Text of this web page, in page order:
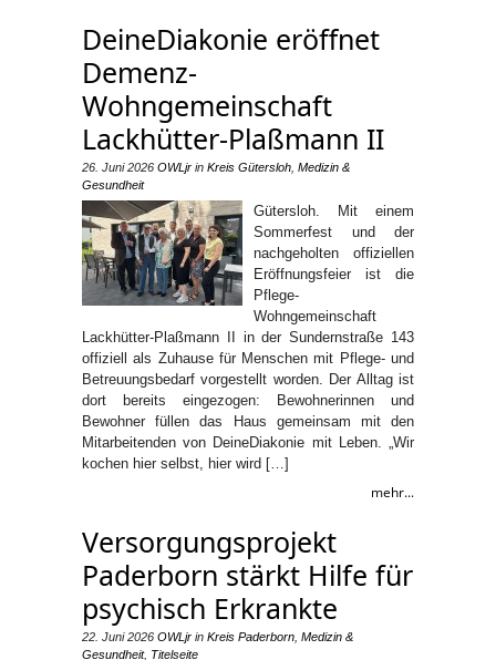
DeineDiakonie eröffnet
Demenz-
Wohngemeinschaft
Lackhütter-Plaßmann II
26. Juni 2026 OWLjr in Kreis Gütersloh Medizin &
Gesundheit
Gütersloh. Mit einem
Sommerfest und der
nachgeholten offiziellen
Eröffnungsfeier ist die
Pflege-
Wohngemeinschaft
Lackhütter-Plaßmann II in der Sundernstraße 143
offiziell als Zuhause für Menschen mit Pflege- und
Betreuungsbedarf vorgestellt worden. Der Alltag ist
dort bereits eingezogen: Bewohnerinnen und
Bewohner füllen das Haus gemeinsam mit den
Mitarbeitenden von DeineDiakonie mit Leben. „Wir
kochen hier selbst, hier wird […]
mehr...
Versorgungsprojekt
Paderborn stärkt Hilfe für
psychisch Erkrankte
22. Juni 2026 OWLjr in Kreis Paderborn Medizin &
Gesundheit, Titelseite